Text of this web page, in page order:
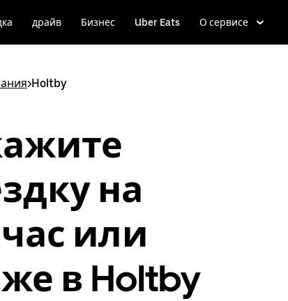
драйв Бизнес Uber Eats О сервисе
>Holtby
на
или
в Holtby